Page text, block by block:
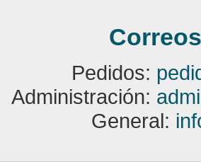
Pedidos:
Administración:
General: